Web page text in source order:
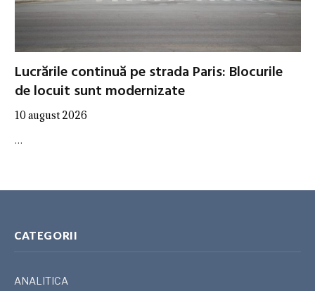
Lucrările continuă pe strada Paris: Blocurile
de locuit sunt modernizate
10 august 2026
…
CATEGORII
ANALITICA